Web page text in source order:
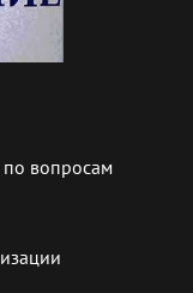
вопросам